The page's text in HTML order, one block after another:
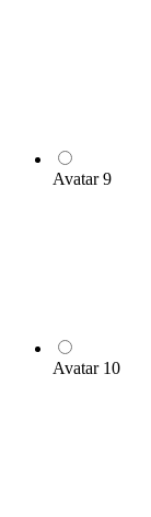
Avatar 9
Avatar 10